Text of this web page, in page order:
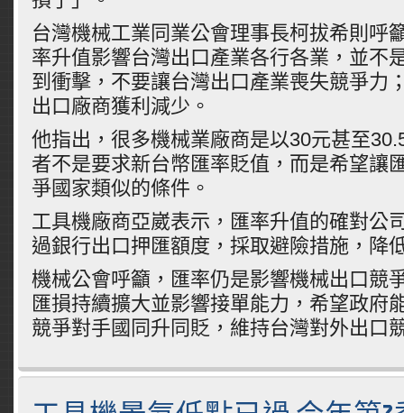
台灣機械工業同業公會理事長柯拔希則呼
率升值影響台灣出口產業各行各業，並不
到衝擊，不要讓台灣出口產業喪失競爭力
出口廠商獲利減少。
他指出，很多機械業廠商是以30元甚至
者不是要求新台幣匯率貶值，而是希望讓
爭國家類似的條件。
工具機廠商亞崴表示，匯率升值的確對公
過銀行出口押匯額度，採取避險措施，降
機械公會呼籲，匯率仍是影響機械出口競
匯損持續擴大並影響接單能力，希望政府
競爭對手國同升同貶，維持台灣對外出口